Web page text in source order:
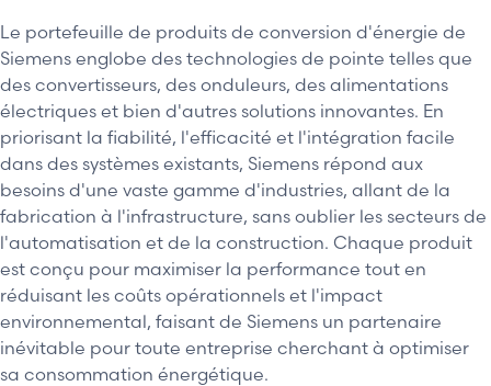
Le portefeuille de produits de conversion d'énergie de
Siemens englobe des technologies de pointe telles que
des convertisseurs, des onduleurs, des alimentations
électriques et bien d'autres solutions innovantes. En
priorisant la fiabilité, l'efficacité et l'intégration facile
dans des systèmes existants, Siemens répond aux
besoins d'une vaste gamme d'industries, allant de la
fabrication à l'infrastructure, sans oublier les secteurs de
l'automatisation et de la construction. Chaque produit
est conçu pour maximiser la performance tout en
réduisant les coûts opérationnels et l'impact
environnemental, faisant de Siemens un partenaire
inévitable pour toute entreprise cherchant à optimiser
sa consommation énergétique.